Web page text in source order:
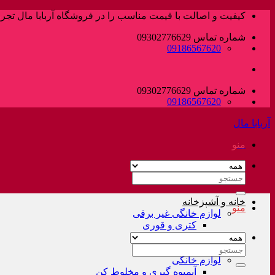
پرش
محتوا
کیفیت و اصالت با قیمت مناسب را در فروشگاه آربابا مال
شماره تماس 09302776629
09186567620
شماره تماس 09302776629
09186567620
آربابا مال
منو
جستجو
خانه و آشپزخانه
لوازم خانگی غیر برقی
کتری و قوری
لوازم خانگی
آبمیوه گیری و مخلوط کن
منو
جستجو
برای: